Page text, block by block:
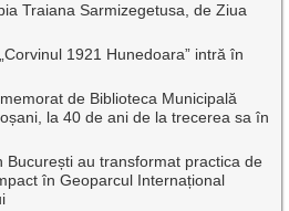
Traiana Sarmizegetusa, de Ziua
1921 Hunedoara” intră în
de Biblioteca Municipală
la 40 de ani de la trecerea sa în
București au transformat practica de
în Geoparcul Internațional